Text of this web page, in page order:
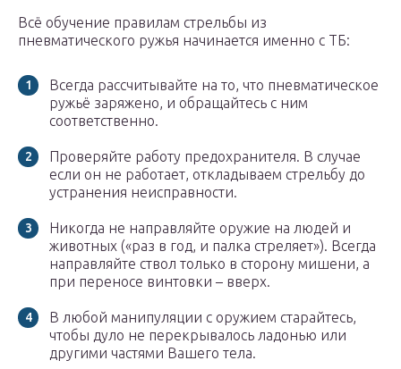
Всё обучение правилам стрельбы из
пневматического ружья начинается именно с ТБ:
Всегда рассчитывайте на то, что пневматическое
ружьё заряжено, и обращайтесь с ним
соответственно.
Проверяйте работу предохранителя. В случае
если он не работает, откладываем стрельбу до
устранения неисправности.
Никогда не направляйте оружие на людей и
животных («раз в год, и палка стреляет»). Всегда
направляйте ствол только в сторону мишени, а
при переносе винтовки – вверх.
В любой манипуляции с оружием старайтесь,
чтобы дуло не перекрывалось ладонью или
другими частями Вашего тела.